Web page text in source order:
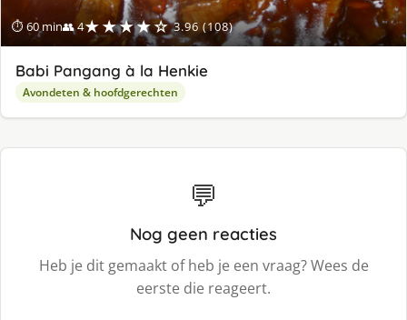
⏱ 60 min👥 4★★★★☆ 3.96 (108)
Babi Pangang à la Henkie
Avondeten & hoofdgerechten
💬
Nog geen reacties
Heb je dit gemaakt of heb je een vraag? Wees de
eerste die reageert.